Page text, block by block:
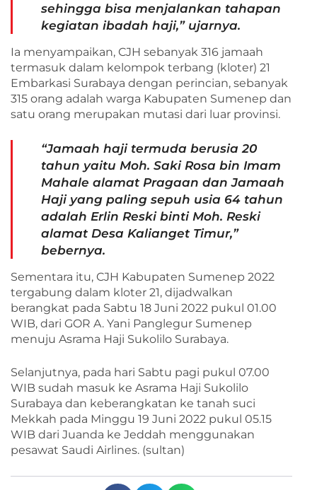
sehingga bisa menjalankan tahapan
kegiatan ibadah haji,” ujarnya.
Ia menyampaikan, CJH sebanyak 316 jamaah
termasuk dalam kelompok terbang (kloter) 21
Embarkasi Surabaya dengan perincian, sebanyak
315 orang adalah warga Kabupaten Sumenep dan
satu orang merupakan mutasi dari luar provinsi.
“Jamaah haji termuda berusia 20
tahun yaitu Moh. Saki Rosa bin Imam
Mahale alamat Pragaan dan Jamaah
Haji yang paling sepuh usia 64 tahun
adalah Erlin Reski binti Moh. Reski
alamat Desa Kalianget Timur,”
bebernya.
Sementara itu, CJH Kabupaten Sumenep 2022
tergabung dalam kloter 21, dijadwalkan
berangkat pada Sabtu 18 Juni 2022 pukul 01.00
WIB, dari GOR A. Yani Panglegur Sumenep
menuju Asrama Haji Sukolilo Surabaya.
Selanjutnya, pada hari Sabtu pagi pukul 07.00
WIB sudah masuk ke Asrama Haji Sukolilo
Surabaya dan keberangkatan ke tanah suci
Mekkah pada Minggu 19 Juni 2022 pukul 05.15
WIB dari Juanda ke Jeddah menggunakan
pesawat Saudi Airlines. (sultan)